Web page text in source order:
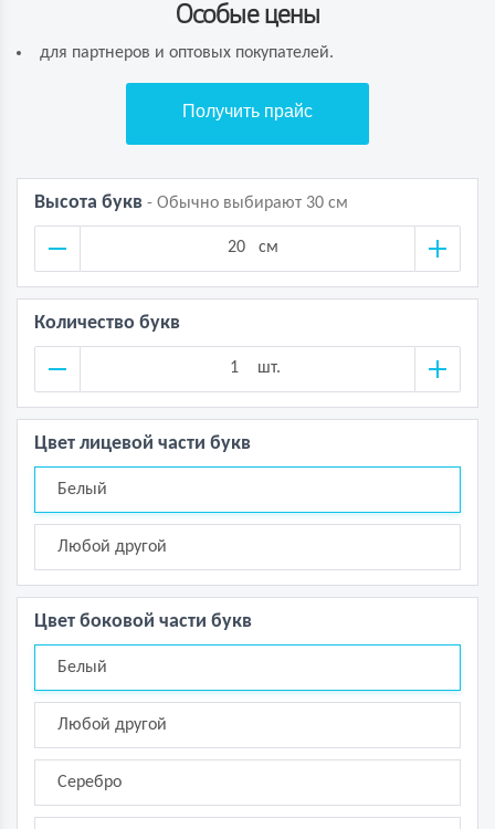
Особые цены
для партнеров и оптовых покупателей.
Получить прайс
Высота букв - Обычно выбирают 30 см
см
Количество букв
шт.
Цвет лицевой части букв
Белый
Любой другой
Цвет боковой части букв
Белый
Любой другой
Серебро